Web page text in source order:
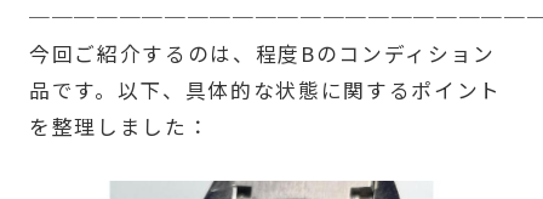
今回ご紹介するのは、程度Bのコンディション
品です。以下、具体的な状態に関するポイント
を整理しました：